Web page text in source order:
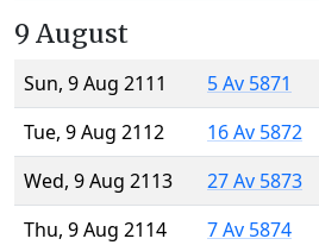
9 August
Sun, 9 Aug 2111
5 Av 5871
Tue, 9 Aug 2112
16 Av 5872
Wed, 9 Aug 2113
27 Av 5873
Thu, 9 Aug 2114
7 Av 5874